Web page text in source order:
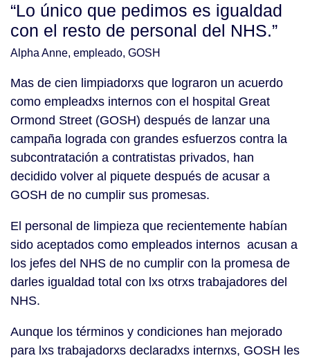
“Lo único que pedimos es igualdad
con el resto de personal del NHS.”
Alpha Anne, empleado, GOSH
Mas de cien limpiadorxs que lograron un acuerdo
como empleadxs internos con el hospital Great
Ormond Street (GOSH) después de lanzar una
campaña lograda con grandes esfuerzos contra la
subcontratación a contratistas privados, han
decidido volver al piquete después de acusar a
GOSH de no cumplir sus promesas.
El personal de limpieza que recientemente habían
sido aceptados como empleados internos acusan a
los jefes del NHS de no cumplir con la promesa de
darles igualdad total con lxs otrxs trabajadores del
NHS.
Aunque los términos y condiciones han mejorado
para lxs trabajadorxs declaradxs internxs, GOSH les